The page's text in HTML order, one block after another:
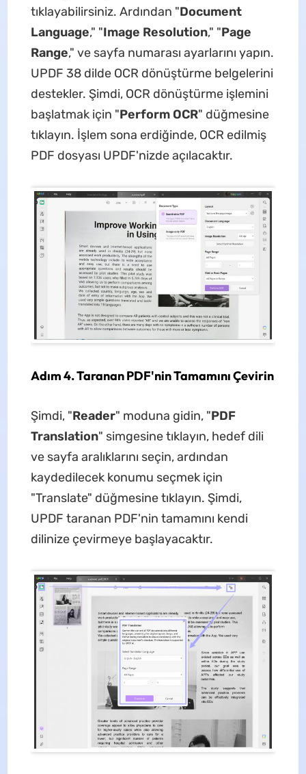
tıklayabilirsiniz. Ardından "Document
Language," "Image Resolution," "Page
Range," ve sayfa numarası ayarlarını yapın.
UPDF 38 dilde OCR dönüştürme belgelerini
destekler. Şimdi, OCR dönüştürme işlemini
başlatmak için "Perform OCR" düğmesine
tıklayın. İşlem sona erdiğinde, OCR edilmiş
PDF dosyası UPDF'nizde açılacaktır.
Adım 4. Taranan PDF'nin Tamamını Çevirin
Şimdi, "Reader" moduna gidin, "PDF
Translation" simgesine tıklayın, hedef dili
ve sayfa aralıklarını seçin, ardından
kaydedilecek konumu seçmek için
"Translate" düğmesine tıklayın. Şimdi,
UPDF taranan PDF'nin tamamını kendi
dilinize çevirmeye başlayacaktır.